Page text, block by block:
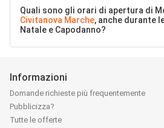
Quali sono gli orari di apertura di
Civitanova Marche, anche durante
Natale e Capodanno?
Informazioni
Domande richieste più frequentemente
Pubblicizza?
Tutte le offerte